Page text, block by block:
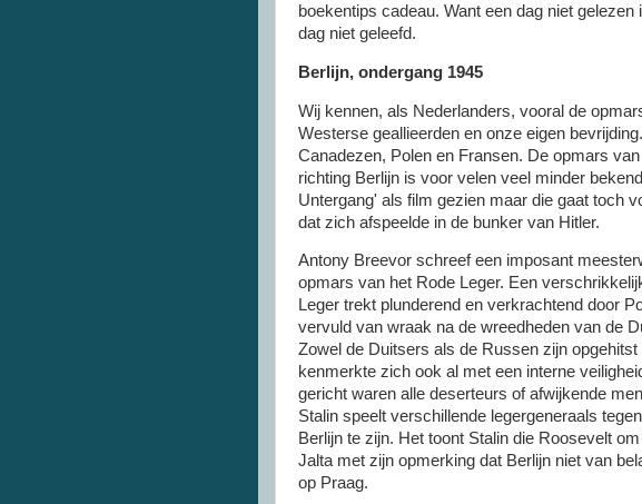
boekentips cadeau. Want een dag niet gelezen
dag niet geleefd.
Berlijn, ondergang 1945
Wij kennen, als Nederlanders, vooral de
Westerse geallieerden en onze eigen
Canadezen, Polen en Fransen. De opmars
richting Berlijn is voor velen veel minder
Untergang' als film gezien maar die gaat toch
dat zich afspeelde in de bunker van Hitler.
Antony Breevor schreef een imposant
opmars van het Rode Leger. Een
Leger trekt plunderend en verkrachtend door
vervuld van wraak na de wreedheden van de
Zowel de Duitsers als de Russen zijn
kenmerkte zich ook al met een interne
gericht waren alle deserteurs of afwijkende
Stalin speelt verschillende legergeneraals
Berlijn te zijn. Het toont Stalin die Roosevelt
Jalta met zijn opmerking dat Berlijn niet van
op Praag.